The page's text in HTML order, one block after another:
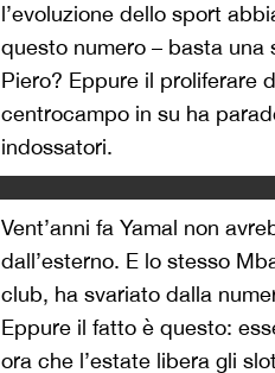
l’evoluzione dello sport
questo numero – basta una
Piero? Eppure il proliferare
centrocampo in su ha
indossatori.
Vent’anni fa Yamal non
dall’esterno. E lo stesso
club, ha svariato dalla
Eppure il fatto è questo:
ora che l’estate libera gli